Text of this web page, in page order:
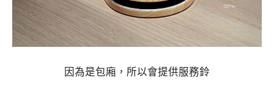
因為是包廂，所以會提供服務鈴